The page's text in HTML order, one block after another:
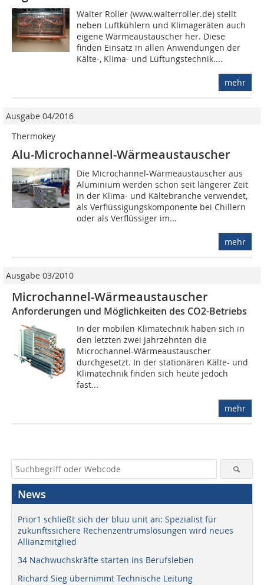
Walter Roller (www.walterroller.de) stellt
neben Luftkühlern und Klimageräten auch
eigene Wärmeaustauscher her. Diese
finden Einsatz in allen Anwendungen der
Kälte-, Klima- und Lüftungstechnik....
mehr
Ausgabe 04/2016
Thermokey
Alu-Microchannel-Wärmeaustauscher
Die Microchannel-Wärmeaustauscher aus
Aluminium werden schon seit längerer Zeit
in der Klima- und Kältebranche verwendet,
als Verflüssigungskomponente bei Chillern
oder als Verflüssiger im...
mehr
Ausgabe 03/2010
Microchannel-Wärmeaustauscher
Anforderungen und Möglichkeiten des CO2-Betriebs
In der mobilen Klimatechnik haben sich in
den letzten zwei Jahrzehnten die
Microchannel-Wärmeaustauscher
durchgesetzt. In der stationären Kälte- und
Klimatechnik finden sich heute jedoch
fast...
mehr
News
Prior1 schließt sich der bluu unit an: Spezialist für
zukunftssichere Rechenzentrumslösungen wird neues
Allianzmitglied
34 Nachwuchskräfte starten ins Berufsleben
Richard Sieg übernimmt Technische Leitung